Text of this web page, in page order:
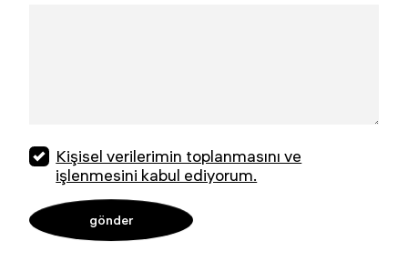
Kişisel verilerimin toplanmasını ve
işlenmesini kabul ediyorum.